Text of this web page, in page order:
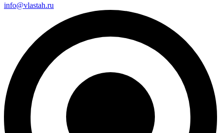
info@vlastah.ru